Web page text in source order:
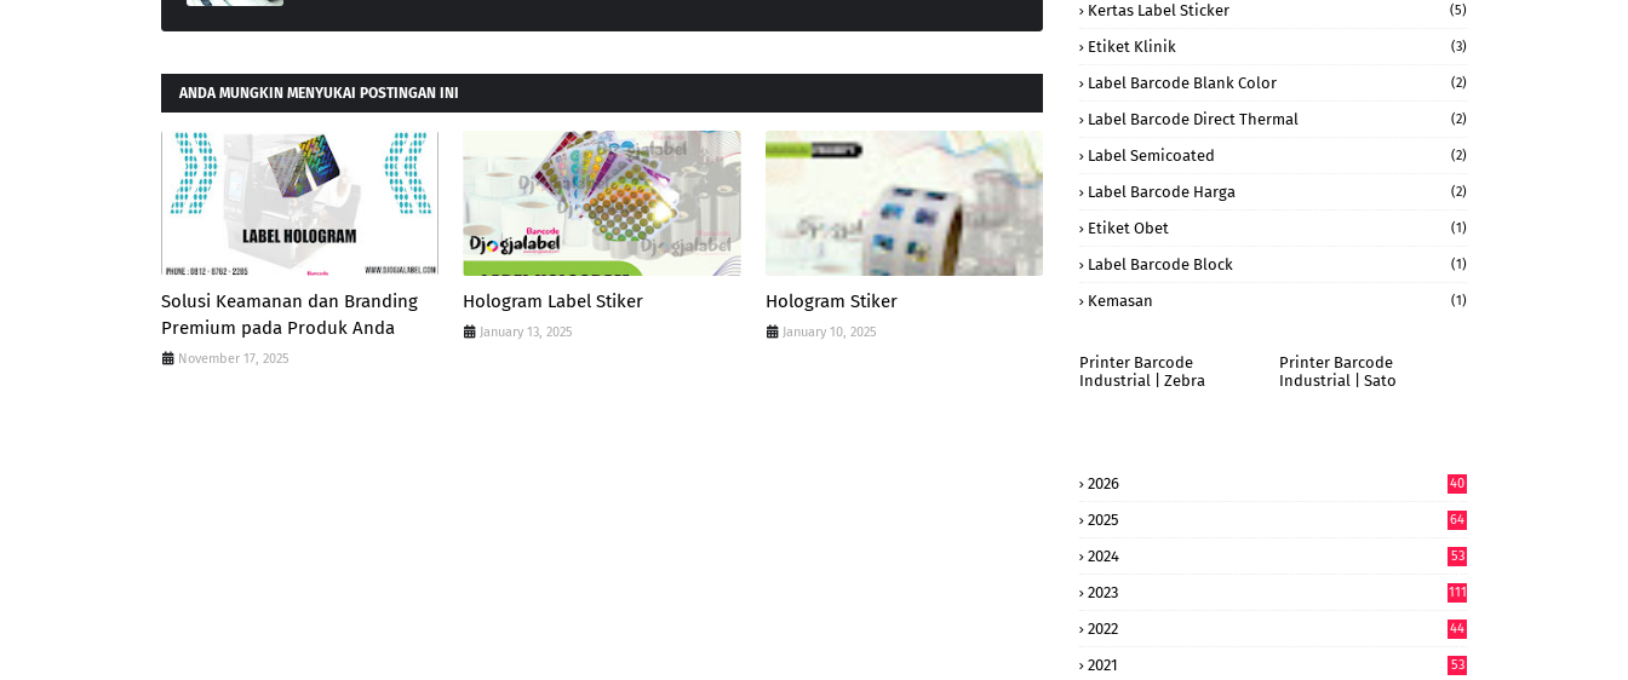
ANDA MUNGKIN MENYUKAI POSTINGAN INI
Solusi Keamanan dan Branding
Premium pada Produk Anda
November 17, 2025
Hologram Label Stiker
January 13, 2025
Hologram Stiker
January 10, 2025
Kertas Label Sticker (5)
Etiket Klinik (3)
Label Barcode Blank Color (2)
Label Barcode Direct Thermal (2)
Label Semicoated (2)
Label Barcode Harga (2)
Etiket Obet (1)
Label Barcode Block (1)
Kemasan (1)
Printer Barcode
Industrial | Zebra
Printer Barcode
Industrial | Sato
2026
40
2025
64
2024
53
2023 111
2022
44
2021 53